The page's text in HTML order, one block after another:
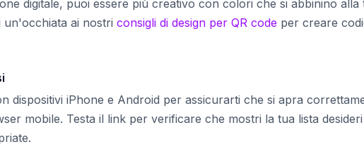
digitale, puoi essere più creativo con colori che si abbinino alla
un'occhiata ai nostri consigli di design per QR code per creare
dispositivi iPhone e Android per assicurarti che si apra
mobile. Testa il link per verificare che mostri la tua lista desideri